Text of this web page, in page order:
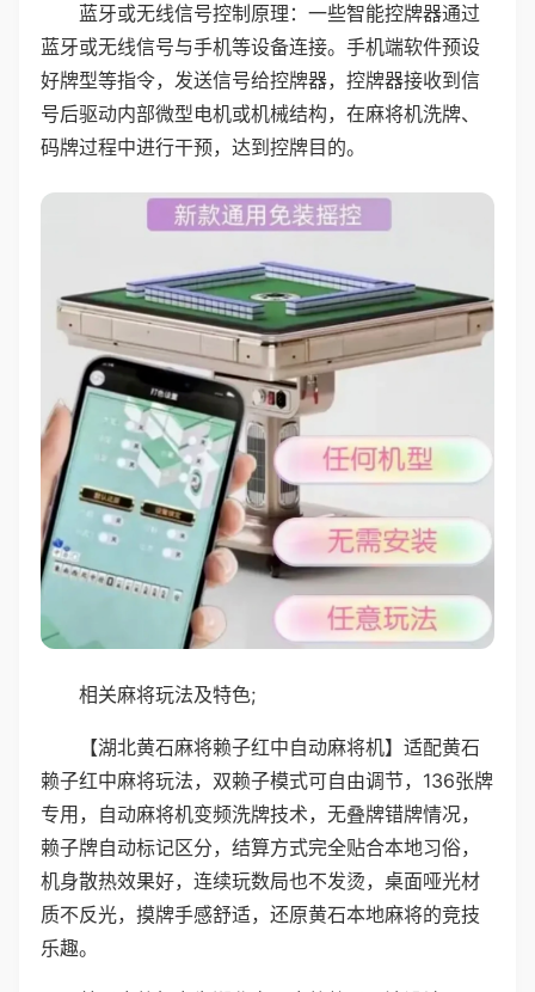
蓝牙或无线信号控制原理：一些智能控牌器通过
蓝牙或无线信号与手机等设备连接。手机端软件预设
好牌型等指令，发送信号给控牌器，控牌器接收到信
号后驱动内部微型电机或机械结构，在麻将机洗牌、
码牌过程中进行干预，达到控牌目的。
相关麻将玩法及特色;
【湖北黄石麻将赖子红中自动麻将机】适配黄石
赖子红中麻将玩法，双赖子模式可自由调节，136张牌
专用，自动麻将机变频洗牌技术，无叠牌错牌情况，
赖子牌自动标记区分，结算方式完全贴合本地习俗，
机身散热效果好，连续玩数局也不发烫，桌面哑光材
质不反光，摸牌手感舒适，还原黄石本地麻将的竞技
乐趣。